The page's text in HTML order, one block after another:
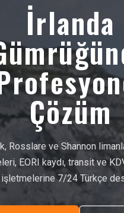
İrlanda
Çözüm
Rosslare ve Shannon
EORI kaydı, transit ve
işletmelerine 7/24 Türkçe